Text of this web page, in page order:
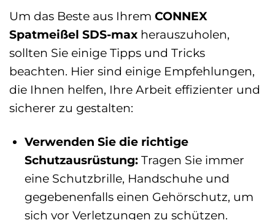
Um das Beste aus Ihrem CONNEX
Spatmeißel SDS-max herauszuholen,
sollten Sie einige Tipps und Tricks
beachten. Hier sind einige Empfehlungen,
die Ihnen helfen, Ihre Arbeit effizienter und
sicherer zu gestalten:
Verwenden Sie die richtige
Schutzausrüstung:Tragen Sie immer
eine Schutzbrille, Handschuhe und
gegebenenfalls einen Gehörschutz, um
sich vor Verletzungen zu schützen.